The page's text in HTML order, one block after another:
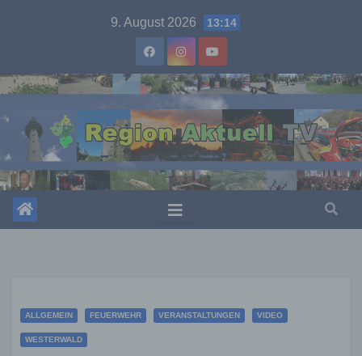
9. August 2026 13:14
ALLGEMEIN FEUERWEHR VERANSTALTUNGEN VIDEO
WESTERWALD